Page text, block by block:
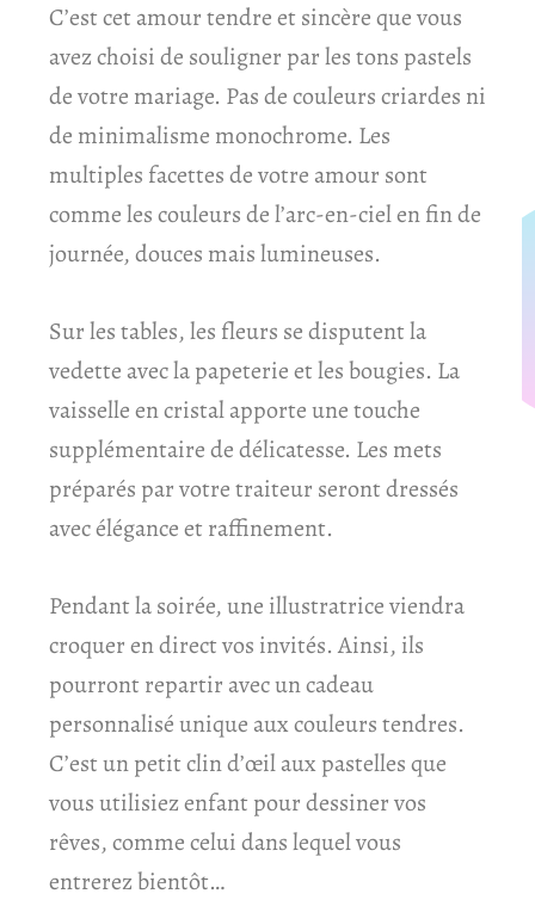
C’est cet amour tendre et sincère que vous
avez choisi de souligner par les tons pastels
de votre mariage. Pas de couleurs criardes ni
de minimalisme monochrome. Les
multiples facettes de votre amour sont
comme les couleurs de l’arc-en-ciel en fin de
journée, douces mais lumineuses.
Sur les tables, les fleurs se disputent la
vedette avec la papeterie et les bougies. La
vaisselle en cristal apporte une touche
supplémentaire de délicatesse. Les mets
préparés par votre traiteur seront dressés
avec élégance et raffinement.
Pendant la soirée, une illustratrice viendra
croquer en direct vos invités. Ainsi, ils
pourront repartir avec un cadeau
personnalisé unique aux couleurs tendres.
C’est un petit clin d’œil aux pastelles que
vous utilisiez enfant pour dessiner vos
rêves, comme celui dans lequel vous
entrerez bientôt…